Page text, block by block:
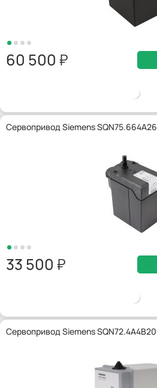
60 500
Сервопривод Siemens SQN75.664A26
33 500
Сервопривод Siemens SQN72.4A4B20